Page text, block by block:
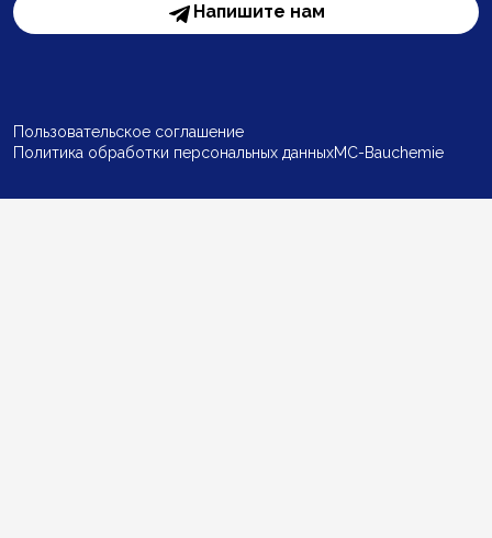
Напишите нам
Пользовательское соглашение
Политика обработки персональных данныхMC-Bauchemie